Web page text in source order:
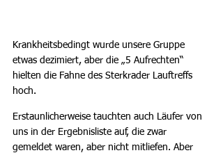
Krankheitsbedingt wurde unsere Gruppe
etwas dezimiert, aber die „5 Aufrechten“
hielten die Fahne des Sterkrader Lauftreffs
hoch.
Erstaunlicherweise tauchten auch Läufer von
uns in der Ergebnisliste auf, die zwar
gemeldet waren, aber nicht mitliefen. Aber